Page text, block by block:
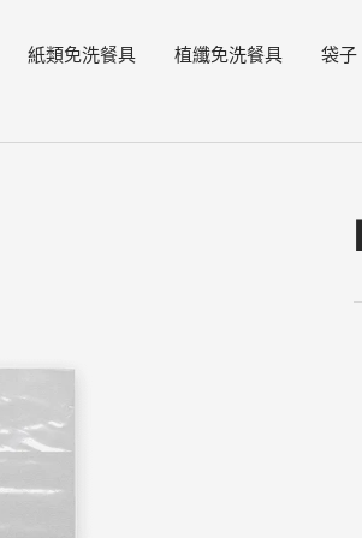
紙類免洗餐具 植纖免洗餐具 袋子